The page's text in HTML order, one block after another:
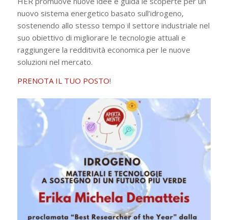
nuovo sistema energetico basato sull’idrogeno,
sostenendo allo stesso tempo il settore industriale nel
suo obiettivo di migliorare le tecnologie attuali e
raggiungere la redditività economica per le nuove
soluzioni nel mercato.
PRENOTA IL TUO POSTO!